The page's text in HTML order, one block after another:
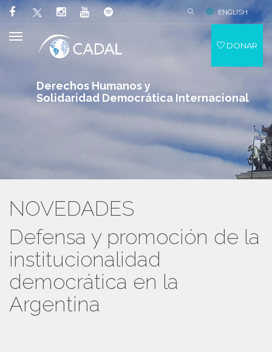
Derechos Humanos y
Solidaridad Democrática Internacional
ENGLISH
DONAR
NOVEDADES
Defensa y promoción de la
institucionalidad
democrática en la
Argentina